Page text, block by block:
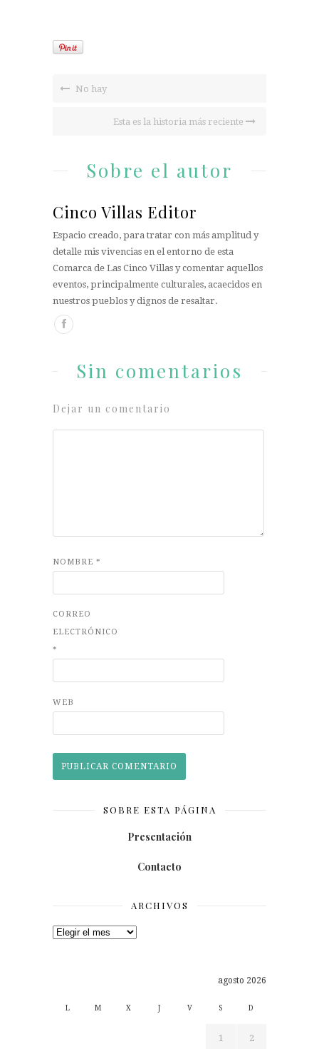
No hay
Esta es la historia más reciente
Sobre el autor
Cinco Villas Editor
Espacio creado, para tratar con más amplitud y
detalle mis vivencias en el entorno de esta
Comarca de Las Cinco Villas y comentar aquellos
eventos, principalmente culturales, acaecidos en
nuestros pueblos y dignos de resaltar.
Sin comentarios
Dejar un comentario
NOMBRE *
CORREO
ELECTRÓNICO
*
WEB
SOBRE ESTA PÁGINA
Presentación
Contacto
ARCHIVOS
Archivos
agosto 2026
L M X V S D
1 2